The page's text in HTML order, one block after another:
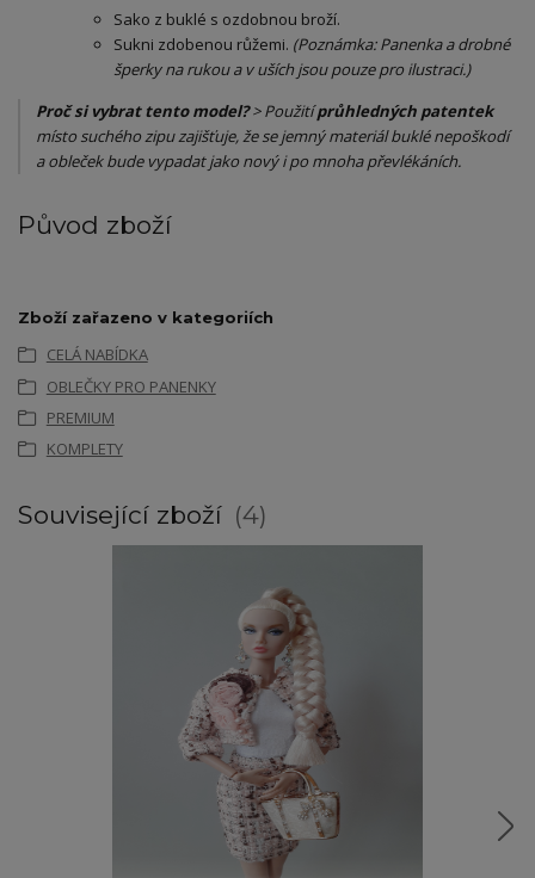
​Sako z buklé s ozdobnou broží.
​Sukni zdobenou růžemi. (Poznámka: Panenka a drobné
šperky na rukou a v uších jsou pouze pro ilustraci.)
Proč si vybrat tento model?> Použitíprůhledných patentek
místo suchého zipu zajišťuje, že se jemný materiál buklé nepoškodí
a obleček bude vypadat jako nový i po mnoha převlékáních.
Původ zboží
Zboží zařazeno v kategoriích
CELÁ NABÍDKA
OBLEČKY PRO PANENKY
PREMIUM
KOMPLETY
Související zboží 4